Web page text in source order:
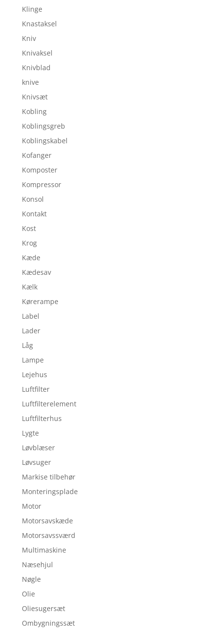
Klinge
Knastaksel
Kniv
Knivaksel
Knivblad
knive
Knivsæt
Kobling
Koblingsgreb
Koblingskabel
Kofanger
Komposter
Kompressor
Konsol
Kontakt
Kost
Krog
Kæde
Kædesav
Kælk
Kørerampe
Label
Lader
Låg
Lampe
Lejehus
Luftfilter
Luftfilterelement
Luftfilterhus
Lygte
Løvblæser
Løvsuger
Markise tilbehør
Monteringsplade
Motor
Motorsavskæde
Motorsavssværd
Multimaskine
Næsehjul
Nøgle
Olie
Oliesugersæt
Ombygningssæt